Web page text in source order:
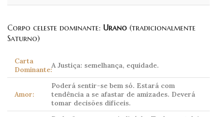
Corpo celeste dominante: Urano (tradicionalmente
Saturno)
Carta
Dominante:A Justiça: semelhança, equidade.
Amor:
Poderá sentir-se bem só. Estará com
tendência a se afastar de amizades. Deverá
tomar decisões difíceis.